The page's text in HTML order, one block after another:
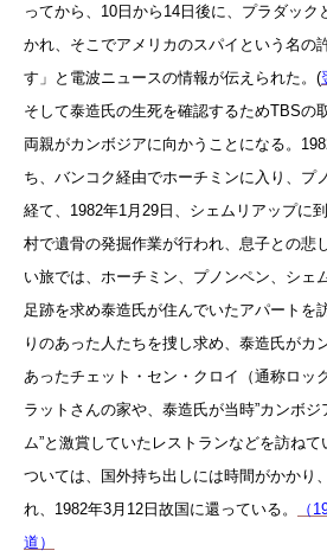
ってから、10日から14日後に、プラダック
かれ、そこでアメリカのスパイという名の
す」と電波ニュースの情報が伝えられた。(
そして泰造氏の生死を確認するためTBSの
両親がカンボジアに向かうことになる。
ち、バンコク経由でホーチミンに入り、プ
経て、1982年1月29日、シェムリアップに
村で遺骨の発掘作業が行われ、息子との悲
い旅では、ホーチミン、プノンペン、シェ
足跡を求め泰造氏が住んでいたアパートを
りのあった人たちを捜し求め、泰造氏がカ
あったチェット・セン・クロイ（通称ロッ
ラットさんの家や、泰造氏が当時”カンボ
ム”と激賞していたレストランなどを訪ね
ついては、国外持ち出しには時間がかかり
れ、1982年3月12日故国に還っている。
（
道）